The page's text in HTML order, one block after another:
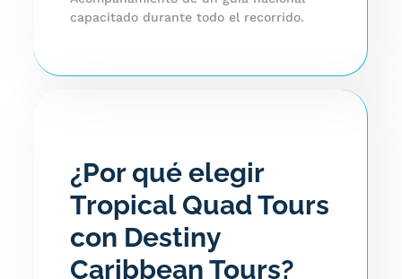
capacitado durante todo el recorrido.
¿Por qué elegir
Tropical Quad Tours
con Destiny
Caribbean Tours?